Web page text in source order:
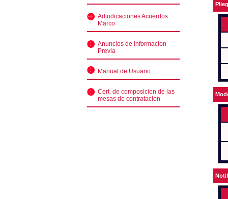
Adjudicaciones Acuerdos
Marco
Anuncios de Informacion
Previa
Manual de Usuario
Cert. de composicion de las
mesas de contratacion